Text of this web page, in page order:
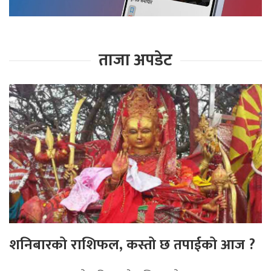
ताजा अपडेट
शनिबारको राशिफल, कस्तो छ तपाईको आज ?